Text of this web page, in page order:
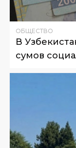
ОБЩЕСТВО
В
сумов